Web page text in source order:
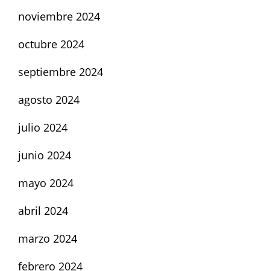
noviembre 2024
octubre 2024
septiembre 2024
agosto 2024
julio 2024
junio 2024
mayo 2024
abril 2024
marzo 2024
febrero 2024